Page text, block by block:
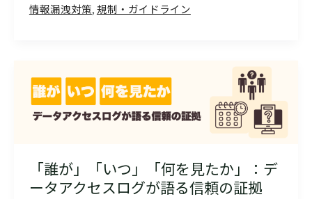
情報漏洩対策,規制・ガイドライン
「誰が」「いつ」「何を見たか」：デ
ータアクセスログが語る信頼の証拠